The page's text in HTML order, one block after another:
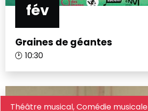
fév
Graines de géantes
10:30
Théâtre musical, Comédie musicale